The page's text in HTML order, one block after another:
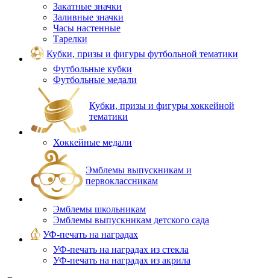
Закатные значки
Заливные значки
Часы настенные
Тарелки
Кубки, призы и фигуры футбольной тематики
Футбольные кубки
Футбольные медали
Кубки, призы и фигуры хоккейной
тематики
Хоккейные медали
Эмблемы выпускникам и
первоклассникам
Эмблемы школьникам
Эмблемы выпускникам детского сада
УФ-печать на наградах
УФ‑печать на наградах из стекла
УФ-печать на наградах из акрила